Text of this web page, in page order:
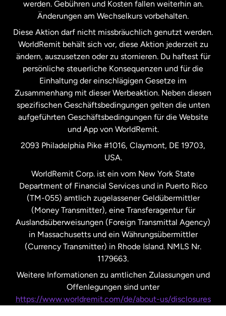
Neuseeland
Niederlande
Schweden
Spanien
Vereinigte Staaten English
Vereinigte Staaten
Vereinigtes Königreich
werden. Gebühren und Kosten fallen weiterhin an.
Änderungen am Wechselkurs vorbehalten.
Diese Aktion darf nicht missbräuchlich genutzt werden.
WorldRemit behält sich vor, diese Aktion jederzeit zu
ändern, auszusetzen oder zu stornieren. Du haftest für
persönliche steuerliche Konsequenzen und für die
Einhaltung der einschlägigen Gesetze im
Zusammenhang mit dieser Werbeaktion. Neben diesen
spezifischen Geschäftsbedingungen gelten die unten
aufgeführten Geschäftsbedingungen für die Website
und App von WorldRemit.
2093 Philadelphia Pike #1016, Claymont, DE 19703,
USA.
WorldRemit Corp. ist ein vom New York State
Department of Financial Services und in Puerto Rico
(TM-055) amtlich zugelassener Geldübermittler
(Money Transmitter), eine Transferagentur für
Auslandsüberweisungen (Foreign Transmittal Agency)
in Massachusetts und ein Währungsübermittler
(Currency Transmitter) in Rhode Island. NMLS Nr.
1179663.
Weitere Informationen zu amtlichen Zulassungen und
Offenlegungen sind unter
https://www.worldremit.com/de/about-us/disclosures